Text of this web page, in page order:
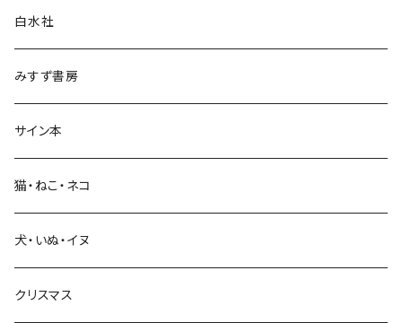
生活・暮らし
芸術・絵画・写真
白水社
みすず書房
サイン本
猫・ねこ・ネコ
犬・いぬ・イヌ
クリスマス